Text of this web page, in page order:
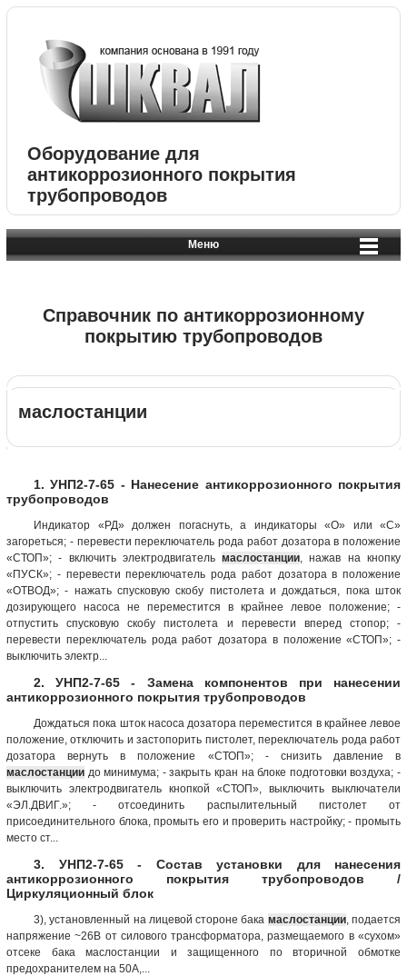
Оборудование для
антикоррозионного покрытия
трубопроводов
Меню
Справочник по антикоррозионному
покрытию трубопроводов
маслостанции
1. УНП2-7-65 - Нанесение антикоррозионного покрытия
трубопроводов
Индикатор «РД» должен погаснуть, а индикаторы «О» или «С»
загореться; - перевести переключатель рода работ дозатора в положение
«СТОП»; - включить электродвигательмаслостанции , нажав на кнопку
«ПУСК»; - перевести переключатель рода работ дозатора в положение
«ОТВОД»; - нажать спусковую скобу пистолета и дождаться, пока шток
дозирующего насоса не переместится в крайнее левое положение; -
отпустить спусковую скобу пистолета и перевести вперед стопор; -
перевести переключатель рода работ дозатора в положение «СТОП»; -
выключить электр...
2. УНП2-7-65 - Замена компонентов при нанесении
антикоррозионного покрытия трубопроводов
Дождаться пока шток насоса дозатора переместится в крайнее левое
положение, отключить и застопорить пистолет, переключатель рода работ
дозатора вернуть в положение «СТОП»; - снизить давление в
маслостанции до минимума; - закрыть кран на блоке подготовки воздуха; -
выключить электродвигатель кнопкой «СТОП», выключить выключатели
«ЭЛ.ДВИГ.»; - отсоединить распылительный пистолет от
присоединительного блока, промыть его и проверить настройку; - промыть
место ст...
3. УНП2-7-65 - Состав установки для нанесения
антикоррозионного покрытия трубопроводов /
Циркуляционный блок
3), установленный на лицевой стороне бака маслостанции, подается
напряжение ~26В от силового трансформатора, размещаемого в «сухом»
отсеке бака маслостанции и защищенного по вторичной обмотке
предохранителем на 50А,...